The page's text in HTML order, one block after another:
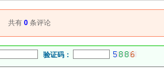
共有 0 条评论
验证码：